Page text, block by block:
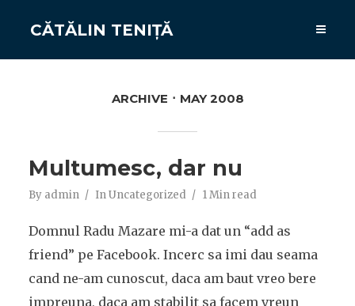
CĂTĂLIN TENIȚĂ
ARCHIVE MAY 2008
Multumesc, dar nu
By admin InUncategorized 1 Min read
Domnul Radu Mazare mi-a dat un “add as
friend” pe Facebook. Incerc sa imi dau seama
cand ne-am cunoscut, daca am baut vreo bere
impreuna, daca am stabilit sa facem vreun